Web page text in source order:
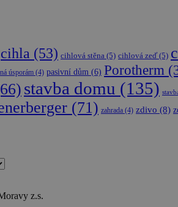
cihla (53) cihlová stěna (5) cihlová zeď (5)
úsporám (4) pasivní dům (6) Porotherm
stavba domu (135)
(71) zahrada (4) zdivo (8)
z.s.